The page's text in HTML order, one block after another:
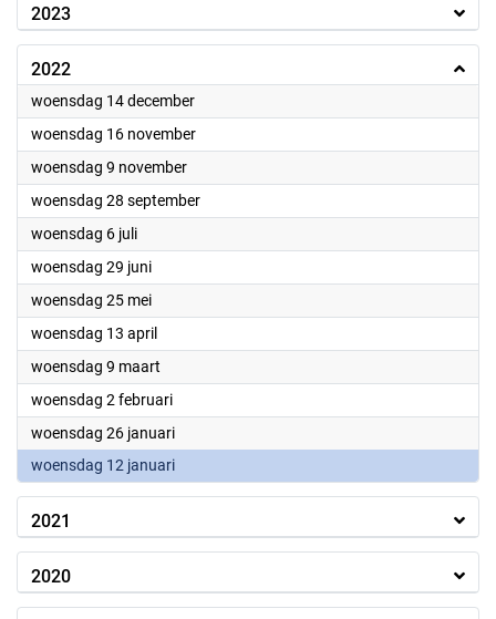
2023
2022
woensdag 14 december2022
woensdag 16 november2022
woensdag 9 november2022
woensdag 28 september2022
woensdag 6 juli2022
woensdag 29 juni2022
woensdag 25 mei2022
woensdag 13 april2022
woensdag 9 maart
woensdag 2 februari2022
woensdag 26 januari2022
woensdag 12 januari2022
2021
2020